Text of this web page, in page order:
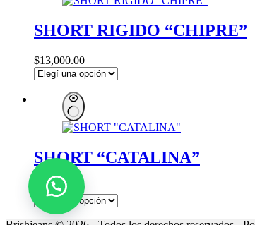
SHORT RIGIDO “CHIPRE”
$13,000.00
SHORT “CATALINA”
10,000.00